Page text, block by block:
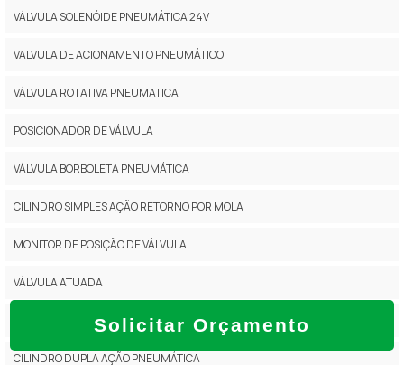
Solicitar Orçamento
VÁLVULA SOLENÓIDE PNEUMÁTICA 24V
VALVULA DE ACIONAMENTO PNEUMÁTICO
VÁLVULA ROTATIVA PNEUMATICA
POSICIONADOR DE VÁLVULA
VÁLVULA BORBOLETA PNEUMÁTICA
CILINDRO SIMPLES AÇÃO RETORNO POR MOLA
MONITOR DE POSIÇÃO DE VÁLVULA
VÁLVULA ATUADA
POSICIONADOR DE VÁLVULA DE CONTROLE
CILINDRO DUPLA AÇÃO PNEUMÁTICA